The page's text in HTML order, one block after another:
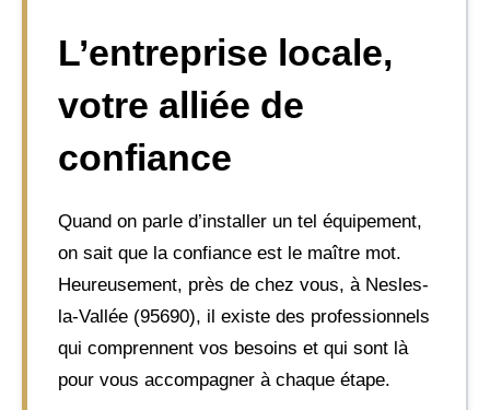
L’entreprise locale,
votre alliée de
confiance
Quand on parle d’installer un tel équipement,
on sait que la confiance est le maître mot.
Heureusement, près de chez vous, à Nesles-
la-Vallée (95690), il existe des professionnels
qui comprennent vos besoins et qui sont là
pour vous accompagner à chaque étape.